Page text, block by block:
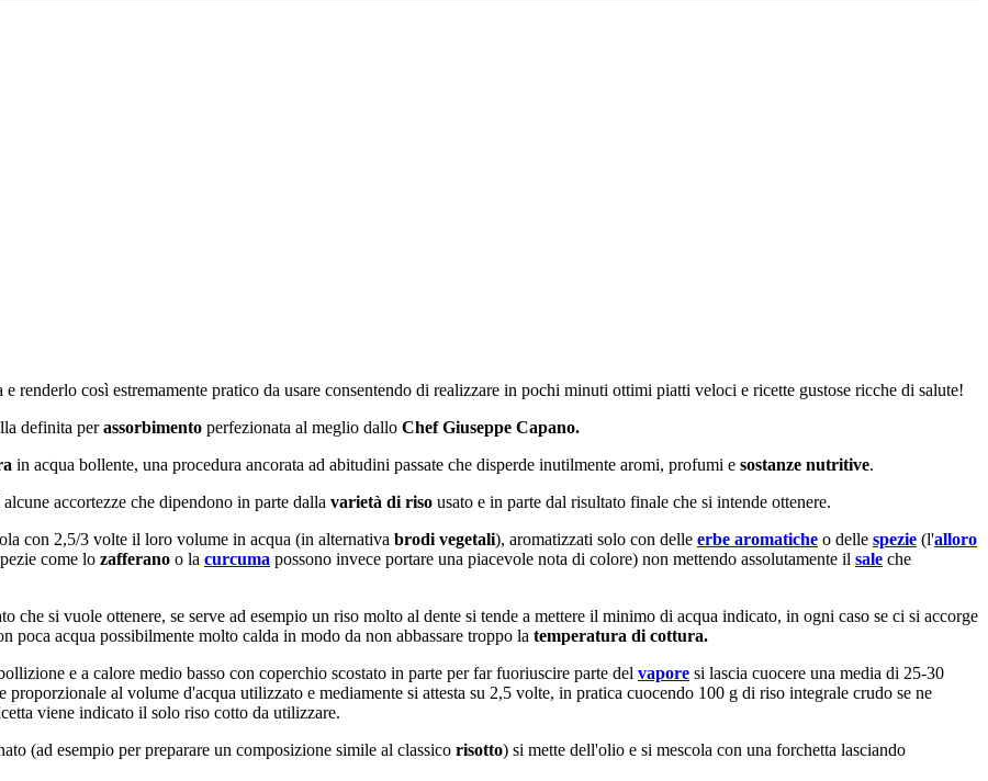
e renderlo così estremamente pratico da usare consentendo di realizzare in pochi minuti ottimi piatti veloci e ricette gustose ricche di salute!
definita perassorbimento perfezionata al meglio dallo Chef Giuseppe Capano.
in acqua bollente, una procedura ancorata ad abitudini passate che disperde inutilmente aromi, profumi e sostanze nutritive.
accortezze che dipendono in parte dalla varietà di riso usato e in parte dal risultato finale che si intende ottenere.
con 2,5/3 volte il loro volume in acqua (in alternativa brodi vegetali), aromatizzati solo con delle erbe aromatiche o delle spezie (l'alloro
come lo zafferano o la curcuma possono invece portare una piacevole nota di colore) non mettendo assolutamente il sale che
che si vuole ottenere, se serve ad esempio un riso molto al dente si tende a mettere il minimo di acqua indicato, in ogni caso se ci si accorge
poca acqua possibilmente molto calda in modo da non abbassare troppo la temperatura di cottura.
e a calore medio basso con coperchio scostato in parte per far fuoriuscire parte del vapore si lascia cuocere una media di 25-30
al volume d'acqua utilizzato e mediamente si attesta su 2,5 volte, in pratica cuocendo 100 g di riso integrale crudo se ne
viene indicato il solo riso cotto da utilizzare.
(ad esempio per preparare un composizione simile al classico risotto) si mette dell'olio e si mescola con una forchetta lasciando